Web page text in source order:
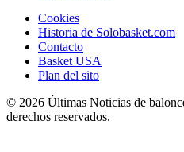
Cookies
Historia de Solobasket.com
Contacto
Basket USA
Plan del sito
© 2026 Últimas Noticias de
derechos reservados.